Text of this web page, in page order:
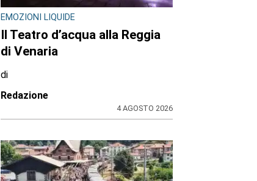
EMOZIONI LIQUIDE
Il Teatro d’acqua alla Reggia
di Venaria
di
Redazione
4 AGOSTO 2026